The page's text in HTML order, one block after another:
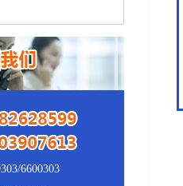
6600303